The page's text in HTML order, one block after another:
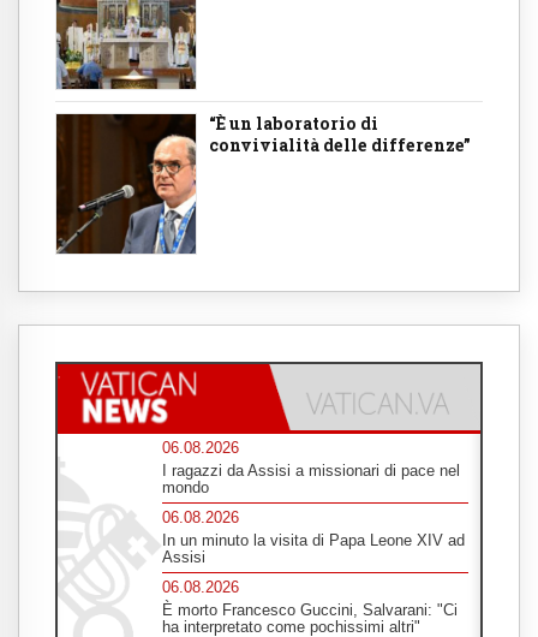
“È un laboratorio di
convivialità delle differenze”
06.08.2026
I ragazzi da Assisi a missionari di pace nel
mondo
06.08.2026
In un minuto la visita di Papa Leone XIV ad
Assisi
06.08.2026
È morto Francesco Guccini, Salvarani: "Ci
ha interpretato come pochissimi altri"